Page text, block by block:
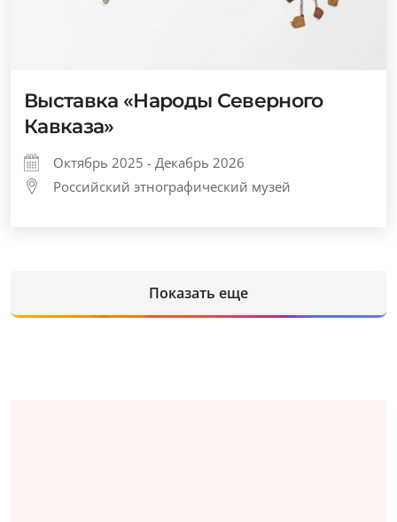
Выставка «Народы Северного
Кавказа»
Октябрь 2025 - Декабрь 2026
Российский этнографический музей
Показать еще